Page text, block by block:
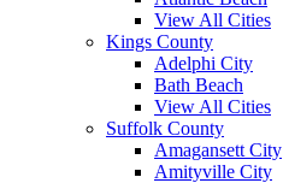
View All Cities
Kings County
Adelphi City
Bath Beach
View All Cities
Suffolk County
Amagansett City
Amityville City